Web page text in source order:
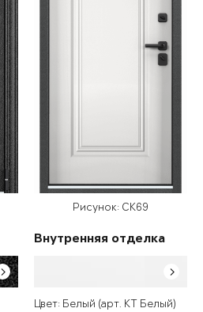
Рисунок: СК69
Внутренняя отделка
Цвет: Белый (арт. КТ Белый)